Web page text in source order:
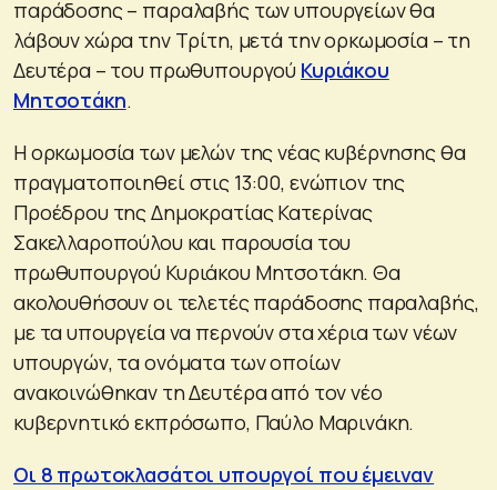
παράδοσης – παραλαβής των υπουργείων θα
λάβουν χώρα την Τρίτη, μετά την ορκωμοσία – τη
Δευτέρα – του πρωθυπουργού Κυριάκου
Μητσοτάκη.
Η ορκωμοσία των μελών της νέας κυβέρνησης θα
πραγματοποιηθεί στις 13:00, ενώπιον της
Προέδρου της Δημοκρατίας Κατερίνας
Σακελλαροπούλου και παρουσία του
πρωθυπουργού Κυριάκου Μητσοτάκη. Θα
ακολουθήσουν οι τελετές παράδοσης παραλαβής,
με τα υπουργεία να περνούν στα χέρια των νέων
υπουργών, τα ονόματα των οποίων
ανακοινώθηκαν τη Δευτέρα από τον νέο
κυβερνητικό εκπρόσωπο, Παύλο Μαρινάκη.
Οι 8 πρωτοκλασάτοι υπουργοί που έμειναν